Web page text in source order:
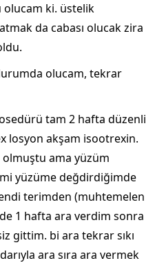
ki. üstelik
da cabası olucak zira
olucam, tekrar
tam 2 hafta düzenli
losyon akşam isootrexin.
ama yüzüm
yüzüme değdirdiğimde
terimden (muhtemelen
1 hafta ara verdim sonra
gittim. bi ara tekrar sıkı
ara sıra ara vermek